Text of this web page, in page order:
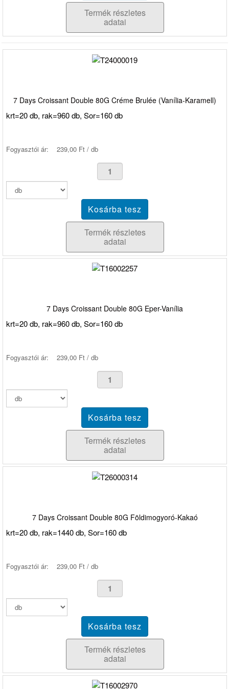
Termék részletes
adatai
7 Days Croissant Double 80G Créme Brulée (Vanília-Karamell)
krt=20 db, rak=960 db, Sor=160 db
Fogyasztói ár: 239,00 Ft / db
Termék részletes
adatai
7 Days Croissant Double 80G Eper-Vanília
krt=20 db, rak=960 db, Sor=160 db
Fogyasztói ár: 239,00 Ft / db
Termék részletes
adatai
7 Days Croissant Double 80G Földimogyoró-Kakaó
krt=20 db, rak=1440 db, Sor=160 db
Fogyasztói ár: 239,00 Ft / db
Termék részletes
adatai